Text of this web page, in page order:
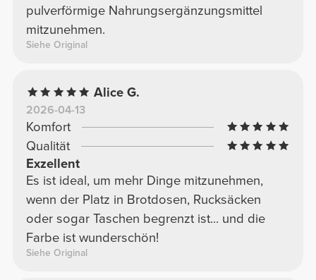
pulverförmige Nahrungsergänzungsmittel
mitzunehmen.
Siehe Original
Alice G.
2026-04-13
Komfort
Qualität
Exzellent
Es ist ideal, um mehr Dinge mitzunehmen,
wenn der Platz in Brotdosen, Rucksäcken
oder sogar Taschen begrenzt ist... und die
Farbe ist wunderschön!
Siehe Original